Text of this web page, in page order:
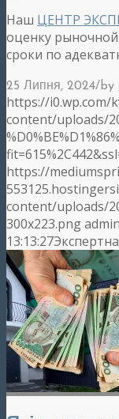
Наш ЦЕНТР
оценку
сроки по
25 Липня, 2024/by
https://i0.wp.com/
content/uploads/
https://
content/uploads/
300x223.pngadmin
13:13:27